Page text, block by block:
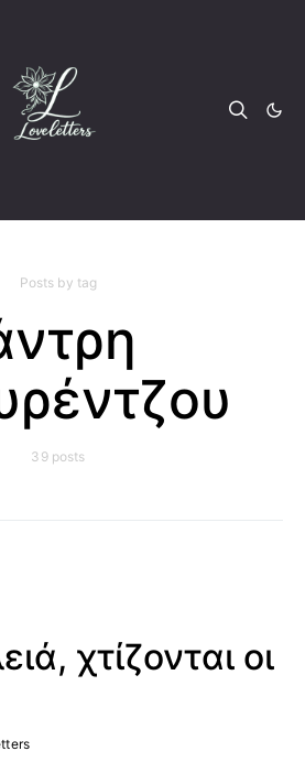
Posts by tag
39 posts
χτίζονται οι